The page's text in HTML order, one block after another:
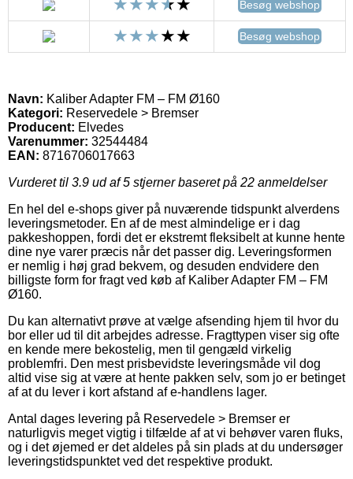
Besøg webshop
Besøg webshop
Navn: Kaliber Adapter FM – FM Ø160
Kategori: Reservedele > Bremser
Producent: Elvedes
Varenummer: 32544484
EAN: 8716706017663
Vurderet til 3.9 ud af 5 stjerner baseret på 22 anmeldelser
En hel del e-shops giver på nuværende tidspunkt alverdens
leveringsmetoder. En af de mest almindelige er i dag
pakkeshoppen, fordi det er ekstremt fleksibelt at kunne hente
dine nye varer præcis når det passer dig. Leveringsformen
er nemlig i høj grad bekvem, og desuden endvidere den
billigste form for fragt ved køb af Kaliber Adapter FM – FM
Ø160.
Du kan alternativt prøve at vælge afsending hjem til hvor du
bor eller ud til dit arbejdes adresse. Fragttypen viser sig ofte
en kende mere bekostelig, men til gengæld virkelig
problemfri. Den mest prisbevidste leveringsmåde vil dog
altid vise sig at være at hente pakken selv, som jo er betinget
af at du lever i kort afstand af e-handlens lager.
Antal dages levering på Reservedele > Bremser er
naturligvis meget vigtig i tilfælde af at vi behøver varen fluks,
og i det øjemed er det aldeles på sin plads at du undersøger
leveringstidspunktet ved det respektive produkt.